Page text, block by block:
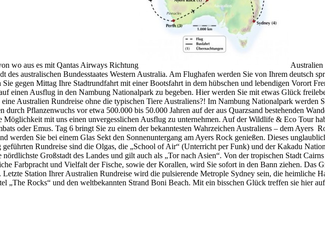
wo aus es mit Qantas Airways Richtung
Australien
des australischen Bundesstaates Western Australia. Am Flughafen werden Sie von Ihrem deutsch
gegen Mittag Ihre Stadtrundfahrt mit einer Bootsfahrt in dem hübschen und lebendigen Vorort
einen Ausflug in den Nambung Nationalpark zu begeben. Hier werden Sie mit etwas Glück
Australien Rundreise ohne die typischen Tiere Australiens?! Im Nambung Nationalpark werden
durch Pflanzenwuchs vor etwa 500.000 bis 50.000 Jahren auf der aus Quarzsand bestehenden
Möglichkeit mit uns einen unvergesslichen Ausflug zu unternehmen. Auf der Wildlife & Eco Tour
oder Emus. Tag 6 bringt Sie zu einem der bekanntesten Wahrzeichen Australiens – dem
werden Sie bei einem Glas Sekt den Sonnenuntergang am Ayers Rock genießen. Dieses
Rundreise sind die Olgas, die „School of Air“ (Unterricht per Funk) und der Kakadu
Großstadt des Landes und gilt auch als „Tor nach Asien“. Von der tropischen Stadt
Farbpracht und Vielfalt der Fische, sowie der Korallen, wird Sie sofort in den Bann ziehen. Das
Station Ihrer Australien Rundreise wird die pulsierende Metrople Sydney sein, die heimliche
„The Rocks“ und den weltbekannten Strand Boni Beach. Mit ein bisschen Glück treffen sie hier